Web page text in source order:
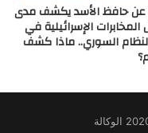
عن حافظ الأسد يكشف مدى
المخابرات الإسرائيلية في
السوري.. ماذا كشف